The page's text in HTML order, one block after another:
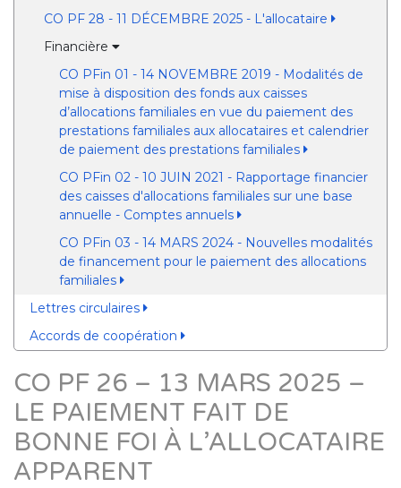
CO PF 28 - 11 DÉCEMBRE 2025 - L'allocataire
Financière
CO PFin 01 - 14 NOVEMBRE 2019 - Modalités de
mise à disposition des fonds aux caisses
d’allocations familiales en vue du paiement des
prestations familiales aux allocataires et calendrier
de paiement des prestations familiales
CO PFin 02 - 10 JUIN 2021 - Rapportage financier
des caisses d'allocations familiales sur une base
annuelle - Comptes annuels
CO PFin 03 - 14 MARS 2024 - Nouvelles modalités
de financement pour le paiement des allocations
familiales
Lettres circulaires
Accords de coopération
CO PF 26 – 13 MARS 2025 –
LE PAIEMENT FAIT DE
BONNE FOI À L’ALLOCATAIRE
APPARENT